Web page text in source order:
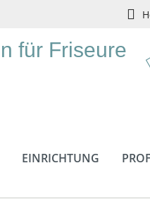
für Friseure
EINRICHTUNG